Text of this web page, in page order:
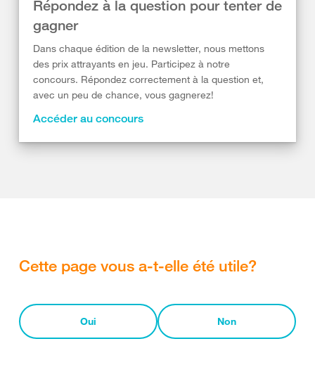
Répondez à la question pour tenter de
gagner
Dans chaque édition de la newsletter, nous mettons
des prix attrayants en jeu. Participez à notre
concours. Répondez correctement à la question et,
avec un peu de chance, vous gagnerez!
Accéder au concours
Cette page vous a-t-elle été utile?
Oui Non